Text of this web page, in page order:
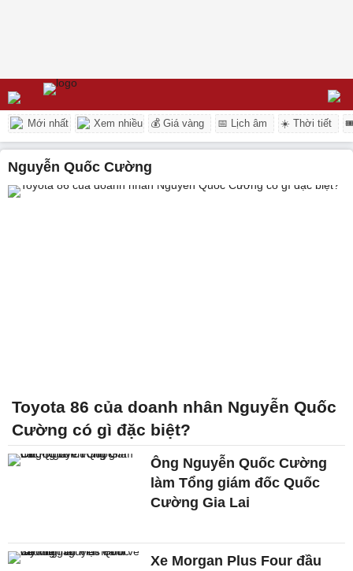
Mới nhất Xem nhiều 💰 Giá vàng 📅 Lịch âm ☀️ Thời tiết
Nguyễn Quốc Cường
Toyota 86 của doanh nhân Nguyễn Quốc
Cường có gì đặc biệt?
Ông Nguyễn Quốc Cường
làm Tổng giám đốc Quốc
Cường Gia Lai
Xe Morgan Plus Four đầu